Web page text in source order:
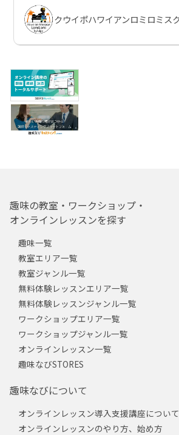
クウイポハワイアンロミロミス
趣味の教室・ワークショップ・
オンラインレッスンを探す
趣味一覧
教室エリア一覧
教室ジャンル一覧
無料体験レッスンエリア一覧
無料体験レッスンジャンル一覧
ワークショップエリア一覧
ワークショップジャンル一覧
オンラインレッスン一覧
趣味なびSTORES
趣味なびについて
オンラインレッスン導入支援講座について
オンラインレッスンのやり方、始め方